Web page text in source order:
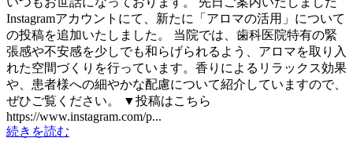
Instagramアカウントにて、新たに「アロマの活用」について
の投稿を追加いたしました。 当院では、歯科医院特有の緊
張感や不安感を少しでも和らげられるよう、アロマを取り入
れた空間づくりを行っています。香りによるリラックス効果
や、患者様への細やかな配慮について紹介していますので、
ぜひご覧ください。 ▼投稿はこちら
https://www.instagram.com/p...
続きを読む